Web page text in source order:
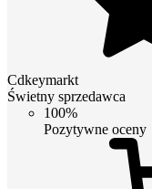
Cdkeymarkt
Świetny sprzedawca
100%
Pozytywne oceny